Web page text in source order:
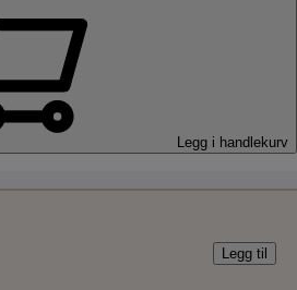
Kjøp Google Pixel
Legg i handlekurv
Legg til